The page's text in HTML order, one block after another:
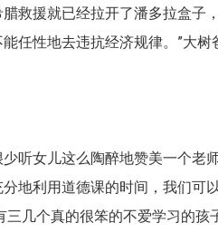
救援就已经拉开了潘多拉盒子
任性地去违抗经济规律。”大
听女儿这么陶醉地赞美一个老
地利用道德课的时间，我们可
几个真的很笨的不爱学习的孩